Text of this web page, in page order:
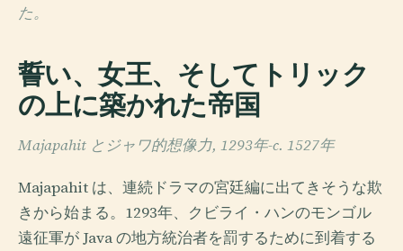
た。
誓い、女王、そしてトリック
の上に築かれた帝国
Majapahit とジャワ的想像力, 1293年-c. 1527年
Majapahit は、連続ドラマの宮廷編に出てきそうな欺
きから始まる。1293年、クビライ・ハンのモンゴル
遠征軍が Java の地方統治者を罰するために到着する